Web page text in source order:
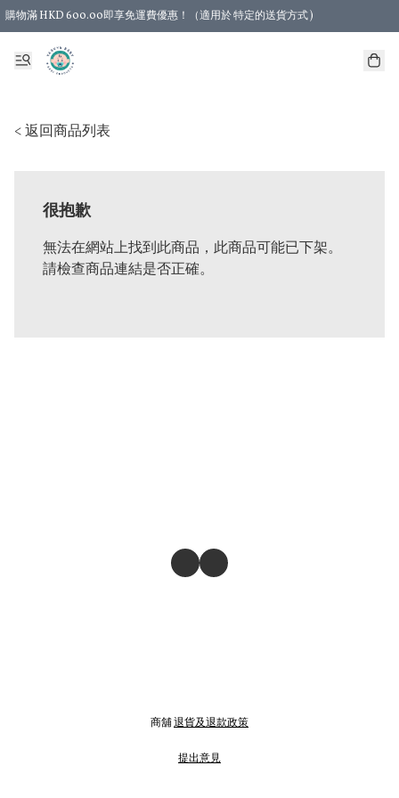
購物滿 HKD 600.00即享免運費優惠！（適用於 特定的送貨方式 )
< 返回商品列表
很抱歉
無法在網站上找到此商品，此商品可能已下架。
請檢查商品連結是否正確。
商舖退貨及退款政策
提出意見